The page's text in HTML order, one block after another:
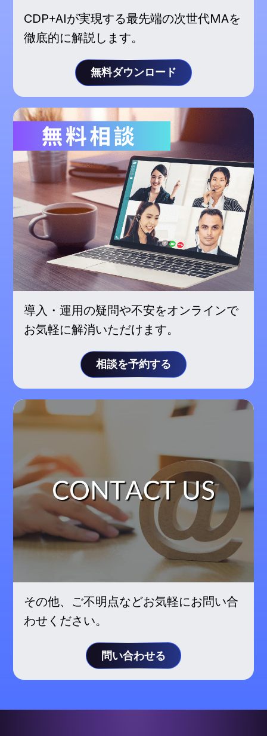
CDP+AIが実現する最先端の次世代MAを
徹底的に解説します。
無料ダウンロード
導入・運用の疑問や不安をオンラインで
お気軽に解消いただけます。
相談を予約する
その他、ご不明点などお気軽にお問い合
わせください。
問い合わせる